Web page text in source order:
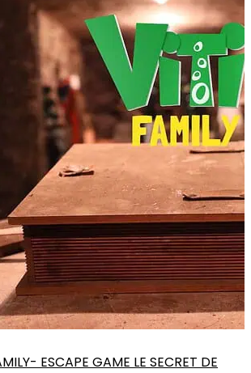
ESCAPE GAME LE SECRET DE